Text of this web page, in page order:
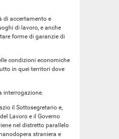
di accertamento e
di lavoro, e anche
forme di garanzie di
condizioni economiche
in quei territori dove
interrogazione.
il Sottosegretario e,
Lavoro e il Governo
nel distretto parallelo
straniera e